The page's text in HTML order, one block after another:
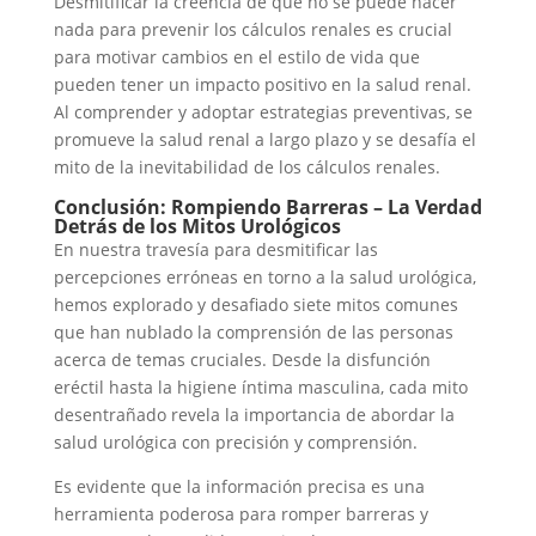
nada para prevenir los cálculos renales es crucial
para motivar cambios en el estilo de vida que
pueden tener un impacto positivo en la salud renal.
Al comprender y adoptar estrategias preventivas, se
promueve la salud renal a largo plazo y se desafía el
mito de la inevitabilidad de los cálculos renales.
Conclusión: Rompiendo Barreras – La Verdad
Detrás de los Mitos Urológicos
En nuestra travesía para desmitificar las
percepciones erróneas en torno a la salud urológica,
hemos explorado y desafiado siete mitos comunes
que han nublado la comprensión de las personas
acerca de temas cruciales. Desde la disfunción
eréctil hasta la higiene íntima masculina, cada mito
desentrañado revela la importancia de abordar la
salud urológica con precisión y comprensión.
Es evidente que la información precisa es una
herramienta poderosa para romper barreras y